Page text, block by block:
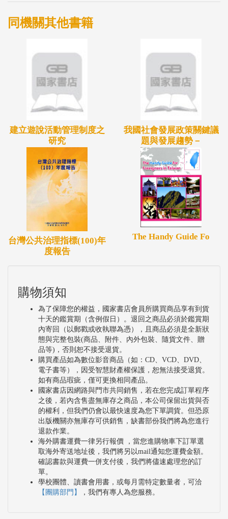
同機關其他書籍
建立遊說活動管理制度之
研究
我國社會發展政策關鍵議
題與發展趨勢－
台灣公共治理指標(100)年
度報告
The Handy Guide Fo
購物須知
為了保障您的權益，國家書店會員所購買商品享有到貨
十天的鑑賞期（含例假日）。退回之商品必須於鑑賞期
內寄回（以郵戳或收執聯為憑），且商品必須是全新狀
態與完整包裝(商品、附件、內外包裝、隨貨文件、贈
品等)，否則恕不接受退貨。
購買產品如為數位影音商品（如：CD、VCD、DVD、
電子書等），因受智慧財產權保護，恕無法接受退貨。
如有商品瑕疵，僅可更換相同產品。
國家書店因網路與門市共同銷售，若在您完成訂單程序
之後，若內含售盡無庫存之商品，本公司保留出貨與否
的權利，但我們仍會以最快速度為您下單調貨。但恐原
出版機關亦無庫存可供銷售，缺書部份我們將為您進行
退款作業。
海外購書運費一律另行報價 ，當您進購物車下訂單選
取海外寄送地址後，我們將另以mail通知您運費金額。
確認書款與運費一併支付後，我們將儘速處理您的訂
單。
學校團體、讀書會用書，或每月需特定數量者，可洽
【團購部門】
，我們有專人為您服務。